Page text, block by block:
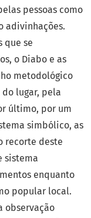
pessoas como
adivinhações.
que se
o Diabo e as
metodológico
lugar, pela
último, por um
simbólico, as
recorte deste
sistema
enquanto
popular local.
observação